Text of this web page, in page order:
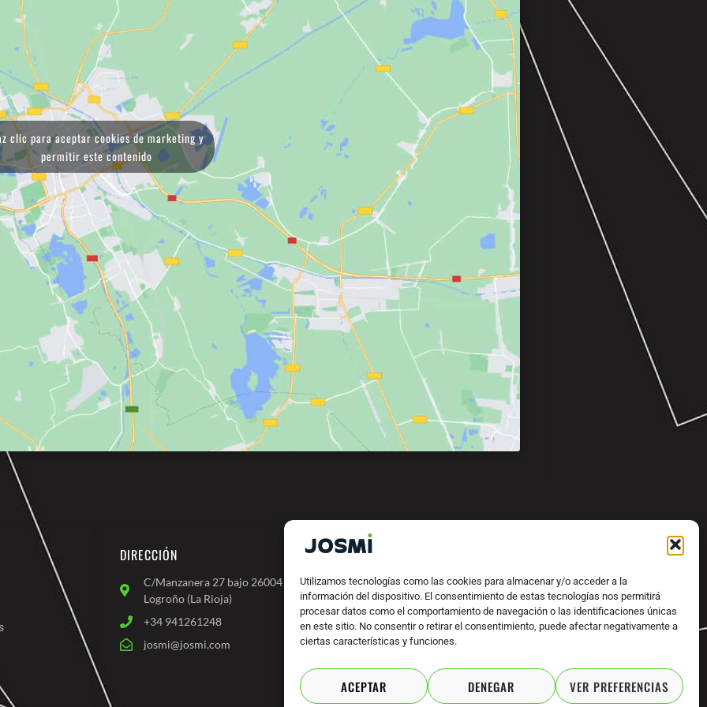
Utilizamos tecnologías como las cookies para almacenar y/o acceder a la
información del dispositivo. El consentimiento de estas tecnologías nos permitirá
procesar datos como el comportamiento de navegación o las identificaciones únicas
en este sitio. No consentir o retirar el consentimiento, puede afectar negativamente a
ciertas características y funciones.
ACEPTAR DENEGAR VER PREFERENCIAS
clic para aceptar cookies de marketing y
permitir este contenido
DIRECCIÓN
C/Manzanera 27 bajo 26004
Logroño (La Rioja)
+34 941261248
josmi@josmi.com
MAQUINARIA PARA INDUSTRIA TEXTIL
c
u